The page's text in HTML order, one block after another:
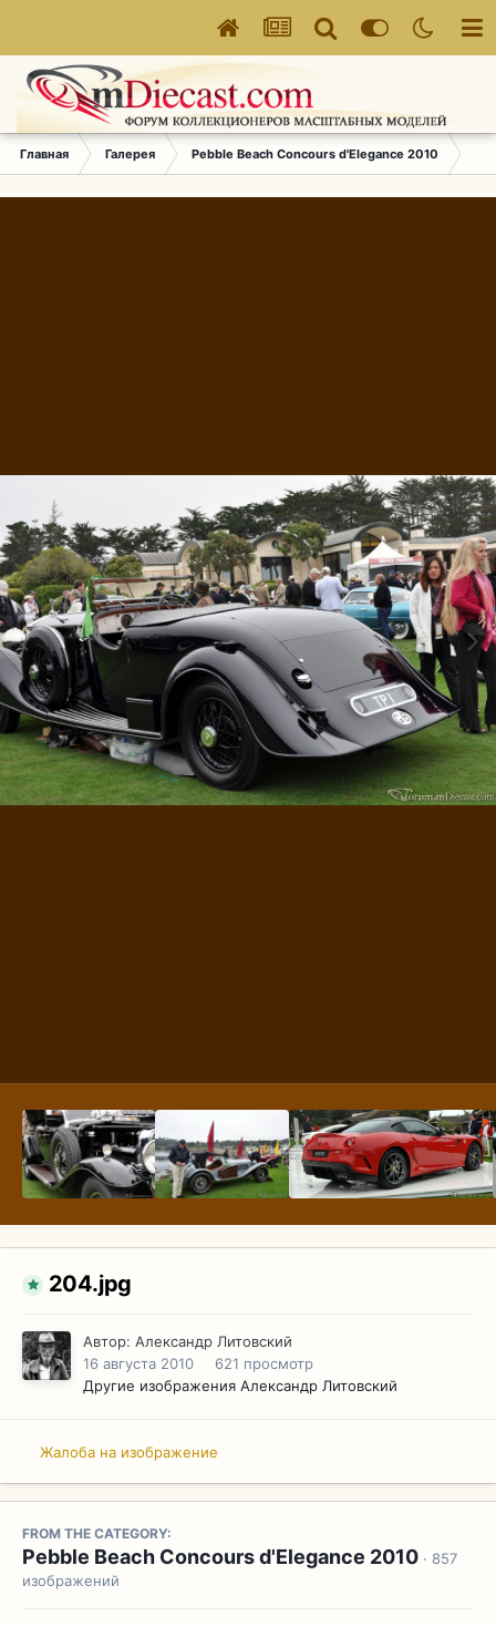
Главная Галерея Pebble Beach Concours d'Elegance 2010
204.jpg
Автор: Александр Литовский
16 августа 2010
621 просмотр
Другие изображения Александр Литовский
Жалоба на изображение
FROM THE CATEGORY:
Pebble Beach Concours d'Elegance 2010 · 857
изображений